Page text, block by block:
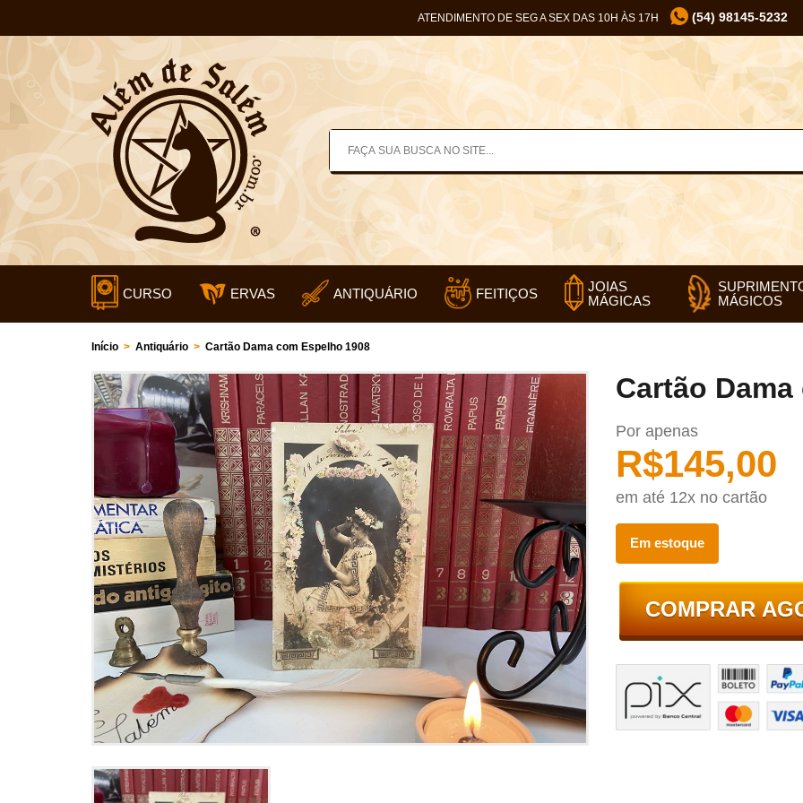
ATENDIMENTO DE SEG A SEX DAS 10H ÀS 17H (54) 98145-5232
CURSO ERVAS ANTIQUÁRIO FEITIÇOS
JOIAS
MÁGICAS
MÁGICOS
Início > Antiquário > Cartão Dama com Espelho 1908
Cartão
Por apenas
R$145,00
em até 12x no cartão
Em estoque
COMPRAR